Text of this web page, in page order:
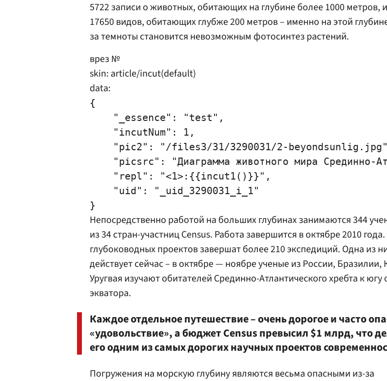
5722 записи о животных, обитающих на глубине более 1000 метров, и
17650 видов, обитающих глубже 200 метров – именно на этой
за темноты становится невозможным фотосинтез растений.
врез №
skin: article/incut(default)
data:
{
    "_essence": "test",
    "incutNum": 1,
"pic2": "/files3/31/3290031/2-
"picsrc": "Диаграмма животного мира Срединно-
    "repl": "<1>:{{incut1()}}",
    "uid": "_uid_3290031_i_1"
Непосредственно работой на больших глубинах занимаются 344
из 34 стран-участниц Census. Работа завершится в октябре 2010
глубоководных проектов завершат более 210 экспедиций. Одна из
действует сейчас – в октябре — ноябре ученые из России,
Уругвая изучают обитателей Срединно-Атлантического хребта к югу
экватора.
Каждое отдельное путешествие – очень дорогое и часто
«удовольствие», а бюджет Census превысил $1 млрд, что
его одним из самых дорогих научных проектов
Погружения на морскую глубину являются весьма опасными из-за